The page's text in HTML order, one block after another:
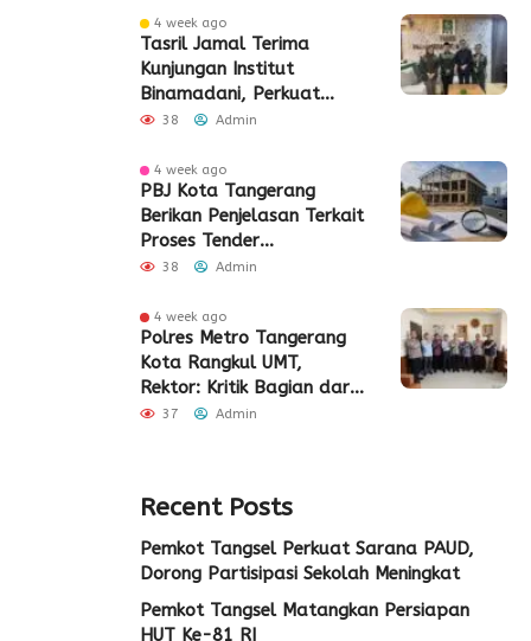
4 week ago
Tasril Jamal Terima
Kunjungan Institut
Binamadani, Perkuat
Sinergi Bangun SDM Kota
38 Admin
4 week ago
PBJ Kota Tangerang
Berikan Penjelasan Terkait
Proses Tender
Pembangunan Eks Pabrik
38 Admin
4 week ago
Polres Metro Tangerang
Kota Rangkul UMT,
Rektor: Kritik Bagian dari
Demokrasi
37 Admin
Recent Posts
Pemkot Tangsel Perkuat Sarana PAUD,
Dorong Partisipasi Sekolah Meningkat
Pemkot Tangsel Matangkan Persiapan
HUT Ke-81 RI